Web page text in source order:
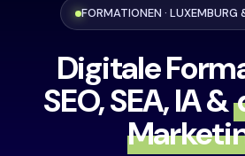
FORMATIONEN · LUXEMBURG
Digitale
SEO, SEA, IA &